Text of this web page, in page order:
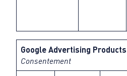
Google Advertising Products
Consentement